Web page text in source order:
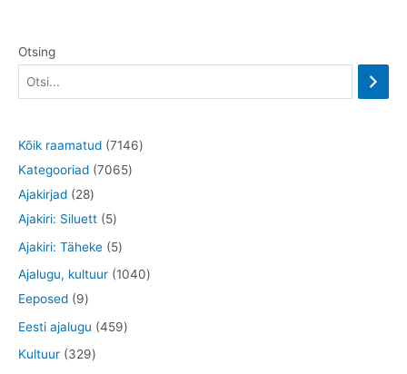
Otsing
Kõik raamatud 71467
o
Kategooriad 70657
t
Ajakirjad 282
8
t
t
Ajakiri: Siluett 55
t
o
Ajakiri: Täheke 55
t
o
Ajalugu, kultuur 10401
Eeposed 99
t
o
Eesti ajalugu 4594
Kultuur 3293